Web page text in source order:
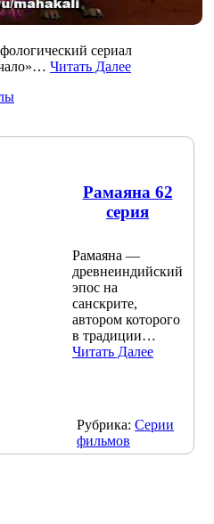
сериал
Читать Далее
Рамаяна 62
серия
Рамаяна —
древнеиндийский
эпос на
санскрите,
автором которого
в традиции…
Читать Далее
Рубрика: Серии
фильмов